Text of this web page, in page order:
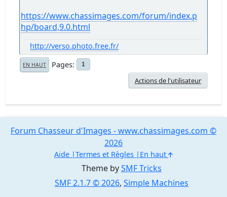
https://www.chassimages.com/forum/index.p
hp/board,9.0.html
http://verso.photo.free.fr/
EN HAUT Pages 1
Actions de l'utilisateur
Theme bySMF Tricks
SMF 2.1.7 © 2026, Simple Machines
Forum Chasseur d'Images - www.chassimages.com ©
2026
Aide Termes et Règles En haut